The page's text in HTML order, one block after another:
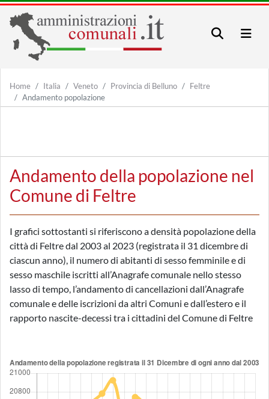
Home Italia Veneto Provincia di Belluno
Feltre
Andamento popolazione
Andamento della popolazione nel
Comune di Feltre
I grafici sottostanti si riferiscono a densità popolazione della
città di Feltre dal 2003 al 2023 (registrata il 31 dicembre di
ciascun anno), il numero di abitanti di sesso femminile e di
sesso maschile iscritti all’Anagrafe comunale nello stesso
lasso di tempo, l’andamento di cancellazioni dall’Anagrafe
comunale e delle iscrizioni da altri Comuni e dall’estero e il
rapporto nascite-decessi tra i cittadini del Comune di Feltre